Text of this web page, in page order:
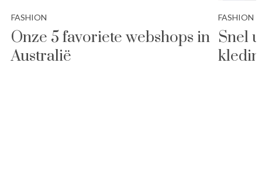
FASHION
Onze 5 favoriete webshops in
Australië
FASHION
Snel